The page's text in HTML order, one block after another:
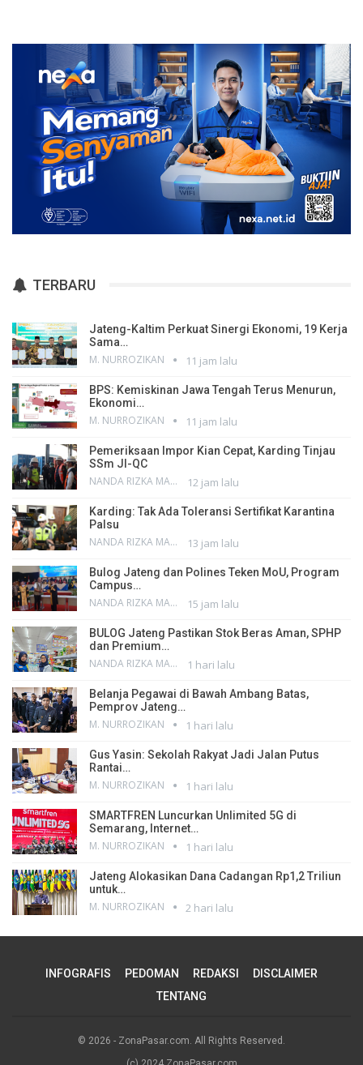
TERBARU
Jateng-Kaltim Perkuat Sinergi Ekonomi, 19 Kerja
Sama…
M. NURROZIKAN 11 jam lalu
BPS: Kemiskinan Jawa Tengah Terus Menurun,
Ekonomi…
M. NURROZIKAN 11 jam lalu
Pemeriksaan Impor Kian Cepat, Karding Tinjau
SSm JI-QC
NANDA RIZKA MAHENDRA 12 jam lalu
Karding: Tak Ada Toleransi Sertifikat Karantina
Palsu
NANDA RIZKA MAHENDRA 13 jam lalu
Bulog Jateng dan Polines Teken MoU, Program
Campus…
NANDA RIZKA MAHENDRA 15 jam lalu
BULOG Jateng Pastikan Stok Beras Aman, SPHP
dan Premium…
NANDA RIZKA MAHENDRA 1 hari lalu
Belanja Pegawai di Bawah Ambang Batas,
Pemprov Jateng…
M. NURROZIKAN 1 hari lalu
Gus Yasin: Sekolah Rakyat Jadi Jalan Putus
Rantai…
M. NURROZIKAN 1 hari lalu
SMARTFREN Luncurkan Unlimited 5G di
Semarang, Internet…
M. NURROZIKAN 1 hari lalu
Jateng Alokasikan Dana Cadangan Rp1,2 Triliun
untuk…
M. NURROZIKAN 2 hari lalu
INFOGRAFIS PEDOMAN REDAKSI
DISCLAIMER
TENTANG
© 2026 - ZonaPasar.com. All Rights Reserved.